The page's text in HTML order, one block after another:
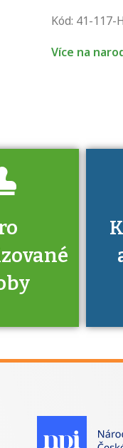
Kód: 41-117-H
Více na
získání